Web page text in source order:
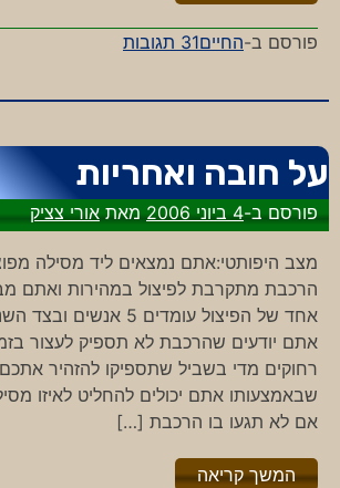
פורסם ב-החיים31 תגובות
על
בעולם
על חובה ואחריות
פורסם ב-4 ביוני 2006 מאתאורי צציק
מצב היפותטי:אתם נמצאים ליד מסילה
הרכבת מתקרבת לפיצול במהירות ואתם
אחד של הפיצול עומדים 5
אתם יודעים שהרכבת לא תספיק לעצור
רחוקים מדי בשביל שתספיקו להזהיר
שבאמצעותו אתם יכולים להחליט לאיזו
אם לא תגעו בו הרכבת […]
המשך קריאה"%s"